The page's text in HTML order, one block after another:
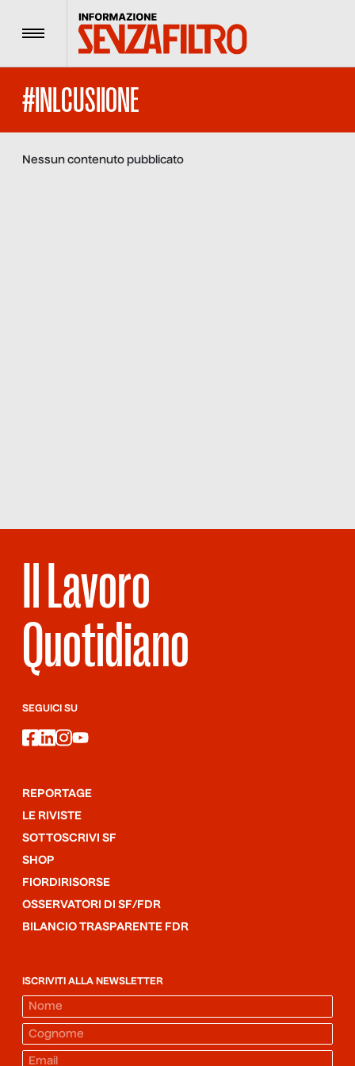
Menu
#INLCUSIIONE
Nessun contenuto pubblicato
Il Lavoro
Quotidiano
SEGUICI SU
facebook
linkedin
instagram
youtube
REPORTAGE
LE RIVISTE
SOTTOSCRIVI SF
SHOP
FIORDIRISORSE
OSSERVATORI DI SF/FDR
BILANCIO TRASPARENTE FDR
ISCRIVITI ALLA NEWSLETTER